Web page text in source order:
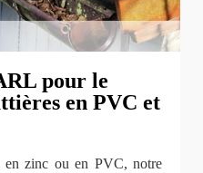
pour le
en PVC et
en zinc ou en PVC, notre